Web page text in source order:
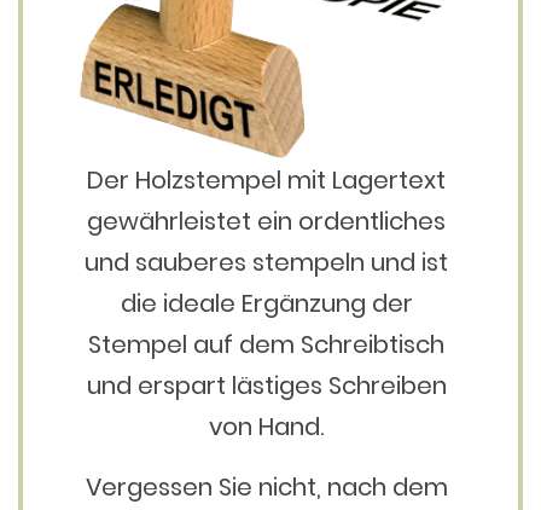
Der Holzstempel mit Lagertext
gewährleistet ein ordentliches
und sauberes stempeln und ist
die ideale Ergänzung der
Stempel auf dem Schreibtisch
und erspart lästiges Schreiben
von Hand.
Vergessen Sie nicht, nach dem